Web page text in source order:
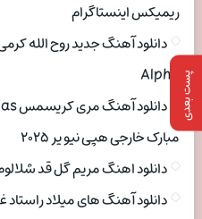
پست بعدی
ریمیکس اینستاگرام
Alpha
مبارک خارجی هپی نیو یر ۲۰۲۵
دانلود اهنگ مریم گل قد
دانلود آهنگ های میلاد